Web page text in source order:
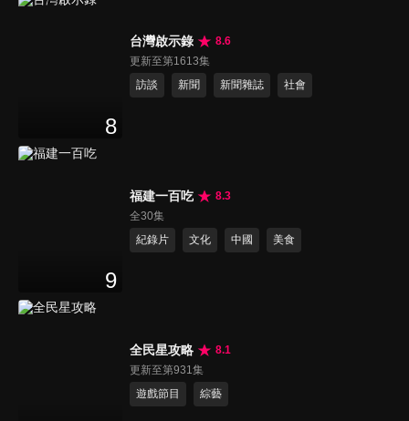
8
台灣啟示錄
8.6
更新至第1613集
訪談
新聞 新聞雜誌 社會
9
福建一百吃
8.3
全30集
紀錄片
文化 中國 美食
全民星攻略
8.1
更新至第931集
遊戲節目
綜藝